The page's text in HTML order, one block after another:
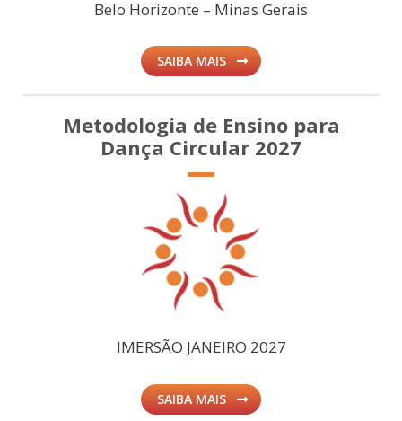
Belo Horizonte – Minas Gerais
SAIBA MAIS
Metodologia de Ensino para
Dança Circular 2027
IMERSÃO JANEIRO 2027
SAIBA MAIS